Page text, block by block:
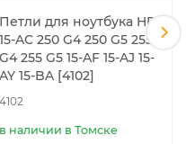
Петли для ноутбука HP
15-AC 250 G4 250 G5 255
G4 255 G5 15-AF 15-AJ 15-
AY 15-BA [4102]
4102
в наличии в Томске